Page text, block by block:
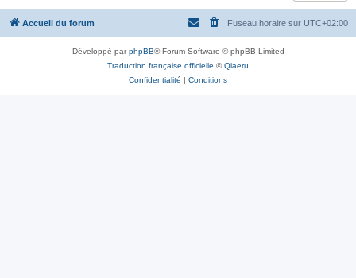
Accueil du forum Fuseau horaire sur UTC+02:00
Développé parphpBB® Forum Software © phpBB Limited
Traduction française officielle ©Qiaeru
Confidentialité | Conditions